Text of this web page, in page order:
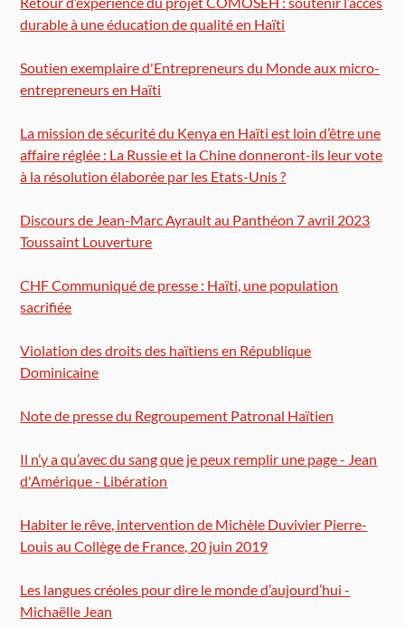
durable à une éducation de qualité en Haïti
Soutien exemplaire d'Entrepreneurs du Monde aux micro-
entrepreneurs en Haïti
La mission de sécurité du Kenya en Haïti est loin d’être une
affaire réglée : La Russie et la Chine donneront-ils leur vote
à la résolution élaborée par les Etats-Unis ?
Discours de Jean-Marc Ayrault au Panthéon 7 avril 2023
Toussaint Louverture
CHF Communiqué de presse : Haïti, une population
sacrifiée
Violation des droits des haïtiens en République
Dominicaine
Note de presse du Regroupement Patronal Haïtien
Il n’y a qu’avec du sang que je peux remplir une page - Jean
d'Amérique - Libération
Habiter le rêve, intervention de Michèle Duvivier Pierre-
Louis au Collège de France, 20 juin 2019
Les langues créoles pour dire le monde d’aujourd’hui -
Michaëlle Jean